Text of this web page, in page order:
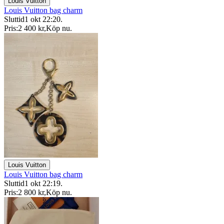
Louis Vuitton bag charm
Sluttid1 okt 22:20.
Pris:2 400 kr,Köp nu.
Louis Vuitton
Louis Vuitton bag charm
Sluttid1 okt 22:19.
Pris:2 800 kr,Köp nu.